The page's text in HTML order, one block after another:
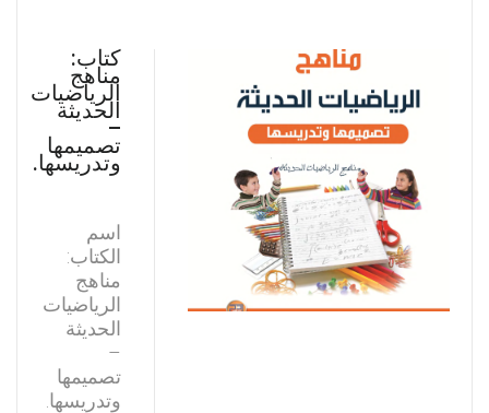
كتاب:
مناهج
الرياضيات
الحديثة
–
تصميمها
وتدريسها.
اسم
الكتاب:
مناهج
الرياضيات
الحديثة
–
تصميمها
وتدريسها.